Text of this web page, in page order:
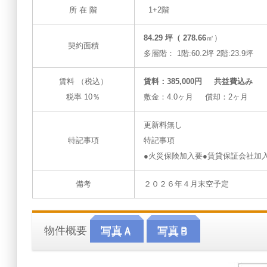
所 在 階 1+2階
契約面積
84.29 坪（ 278.66㎡）
多層階： 1階:60.2坪 2階:23.9坪
賃料 （税込）
税率 10％
賃料：385,000円 共益費込み
敷金：4.0ヶ月 償却：2ヶ月
特記事項
更新料無し
特記事項
●火災保険加入要●賃貸保証会社加
備考 ２０２６年４月末空予定
物件概要 写真Ａ 写真Ｂ